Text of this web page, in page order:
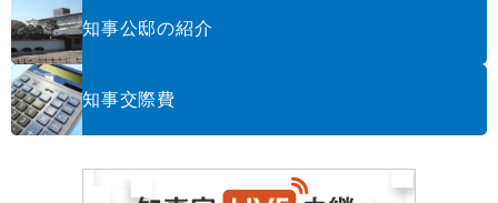
知事公邸の紹介
知事交際費